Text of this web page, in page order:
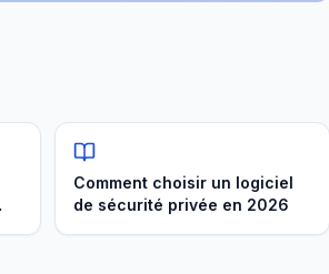
Comment choisir un logiciel
de sécurité privée en 2026